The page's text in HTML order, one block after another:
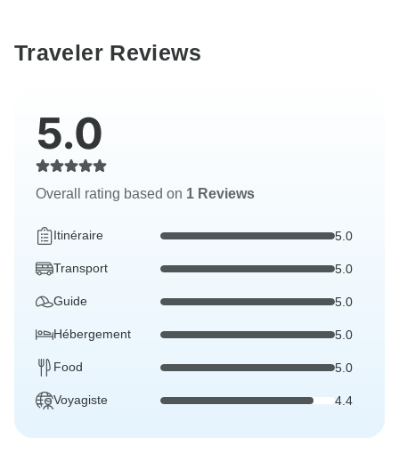
Traveler Reviews
5.0
Overall rating based on 1 Reviews
Itinéraire 5.0
Transport 5.0
Guide 5.0
Hébergement 5.0
Food 5.0
Voyagiste 4.4